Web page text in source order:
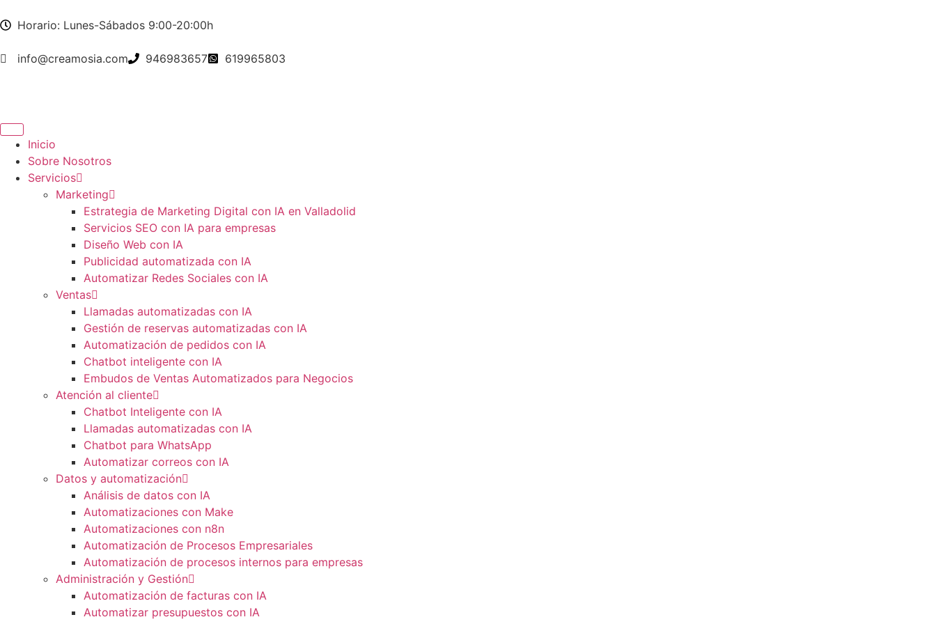
Horario: Lunes-Sábados 9:00-20:00h
info@creamosia.com 946983657 619965803
Inicio
Sobre Nosotros
Servicios
Marketing
Estrategia de Marketing Digital con IA en Valladolid
Servicios SEO con IA para empresas
Diseño Web con IA
Publicidad automatizada con IA
Automatizar Redes Sociales con IA
Ventas
Llamadas automatizadas con IA
Gestión de reservas automatizadas con IA
Automatización de pedidos con IA
Chatbot inteligente con IA
Embudos de Ventas Automatizados para Negocios
Atención al cliente
Chatbot Inteligente con IA
Llamadas automatizadas con IA
Chatbot para WhatsApp
Automatizar correos con IA
Datos y automatización
Análisis de datos con IA
Automatizaciones con Make
Automatizaciones con n8n
Automatización de Procesos Empresariales
Automatización de procesos internos para empresas
Administración y Gestión
Automatización de facturas con IA
Automatizar presupuestos con IA